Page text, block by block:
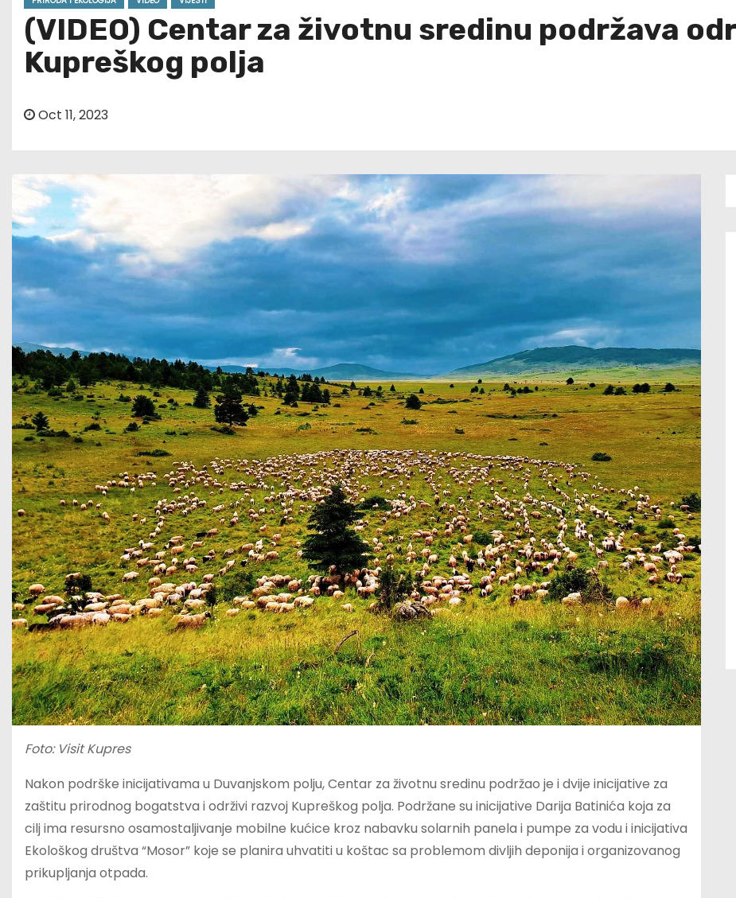
(VIDEO) Centar za životnu sredinu podržava
Kupreškog polja
Oct 11, 2023
Foto: Visit Kupres
Nakon podrške inicijativama u Duvanjskom polju, Centar za životnu sredinu podržao je i dvije inicijative za
zaštitu prirodnog bogatstva i održivi razvoj Kupreškog polja. Podržane su inicijative Darija Batinića koja za
cilj ima resursno osamostaljivanje mobilne kućice kroz nabavku solarnih panela i pumpe za vodu i inicijativa
Ekološkog društva “Mosor” koje se planira uhvatiti u koštac sa problemom divljih deponija i organizovanog
prikupljanja otpada.